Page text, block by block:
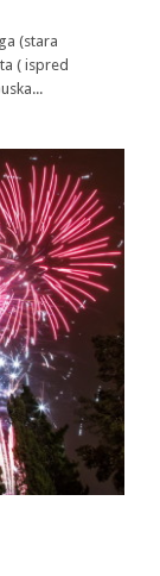
(stara
( ispred